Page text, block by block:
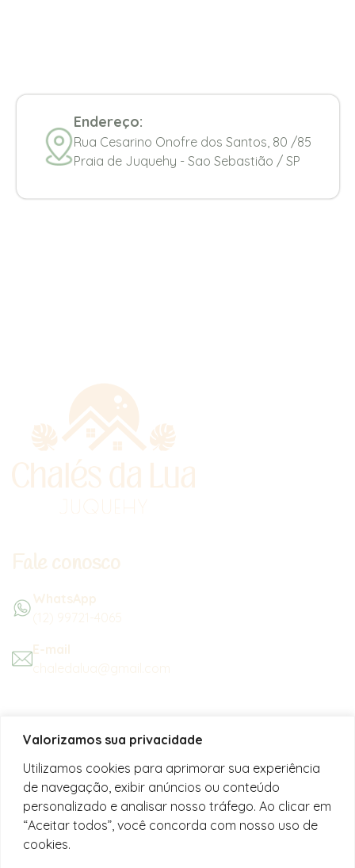
Valorizamos sua privacidade
Utilizamos cookies para aprimorar sua experiência
de navegação, exibir anúncios ou conteúdo
personalizado e analisar nosso tráfego. Ao clicar em
“Aceitar todos”, você concorda com nosso uso de
cookies.
Endereço:
Rua Cesarino Onofre dos Santos, 80 /85
Praia de Juquehy - Sao Sebastião / SP
Fale conosco
WhatsApp
(12) 99721-4065
E-mail
chaledalua@gmail.com
Seu refúgio em meio à natureza
na bela praia de Juquehy.
Instagram
@chalesdaluajuquehy